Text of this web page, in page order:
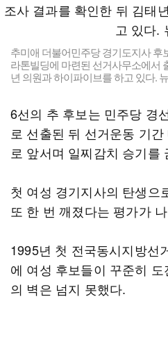
추미애 더불어민주당 경기도지사 후
라톤빌딩에 마련된 선거사무소에서
년 의원과 하이파이브를 하고 있다.
6선의 추 후보는 민주당 경
로 선출된 뒤 선거운동 기
로 앞서며 일찌감치 승기를
첫 여성 경기지사의 탄생으
또 한 번 깨졌다는 평가가
1995년 첫 전국동시지방선
에 여성 후보들이 꾸준히
의 벽은 넘지 못했다.